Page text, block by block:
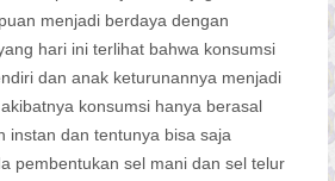
menjadi berdaya dengan
hari ini terlihat bahwa konsumsi
dan anak keturunannya menjadi
konsumsi hanya berasal
instan dan tentunya bisa saja
pembentukan sel mani dan sel telur